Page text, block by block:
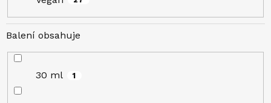
Balení obsahuje
30 ml 1